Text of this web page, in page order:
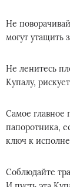
Не
могут утащить
Не ленитесь
Купалу,
Самое главное
папоротника,
ключ к
Соблюдайте